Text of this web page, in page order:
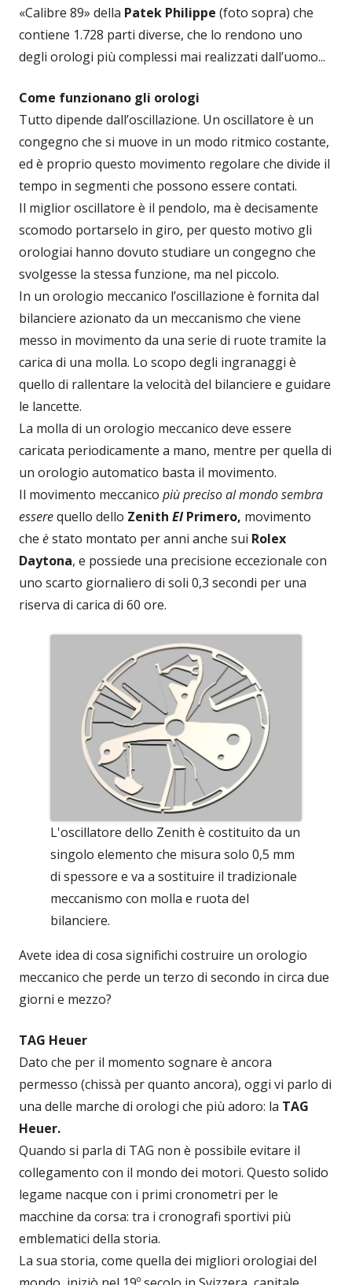
«Calibre 89» della Patek Philippe (foto sopra) che
contiene 1.728 parti diverse, che lo rendono uno
degli orologi più complessi mai realizzati dall’uomo...
Come funzionano gli orologi
Tutto dipende dall’oscillazione. Un oscillatore è un
congegno che si muove in un modo ritmico costante,
ed è proprio questo movimento regolare che divide il
tempo in segmenti che possono essere contati.
Il miglior oscillatore è il pendolo, ma è decisamente
scomodo portarselo in giro, per questo motivo gli
orologiai hanno dovuto studiare un congegno che
svolgesse la stessa funzione, ma nel piccolo.
In un orologio meccanico l’oscillazione è fornita dal
bilanciere azionato da un meccanismo che viene
messo in movimento da una serie di ruote tramite la
carica di una molla. Lo scopo degli ingranaggi è
quello di rallentare la velocità del bilanciere e guidare
le lancette.
La molla di un orologio meccanico deve essere
caricata periodicamente a mano, mentre per quella di
un orologio automatico basta il movimento.
Il movimento meccanico più preciso al mondo sembra
esserequello dello Zenith ElPrimero, movimento
che èstato montato per anni anche sui Rolex
Daytona, e possiede una precisione eccezionale con
uno scarto giornaliero di soli 0,3 secondi per una
riserva di carica di 60 ore.
L'oscillatore dello Zenith è costituito da un
singolo elemento che misura solo 0,5 mm
di spessore e va a sostituire il tradizionale
meccanismo con molla e ruota del
bilanciere.
Avete idea di cosa significhi costruire un orologio
meccanico che perde un terzo di secondo in circa due
giorni e mezzo?
TAG Heuer
Dato che per il momento sognare è ancora
permesso (chissà per quanto ancora), oggi vi parlo di
una delle marche di orologi che più adoro: la TAG
Heuer.
Quando si parla di TAG non è possibile evitare il
collegamento con il mondo dei motori. Questo solido
legame nacque con i primi cronometri per le
macchine da corsa: tra i cronografi sportivi più
emblematici della storia.
La sua storia, come quella dei migliori orologiai del